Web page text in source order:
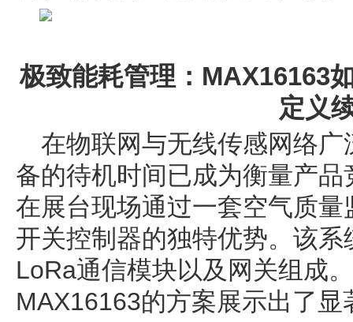
极致能耗管理：MAX16163
定义
在物联网与无线传感网络
备的待机时间已成为衡量产
在展台现场通过一套空气质
开关控制器的独特优势。该
LoRa通信模块以及网关组成
MAX16163的方案展示出了显